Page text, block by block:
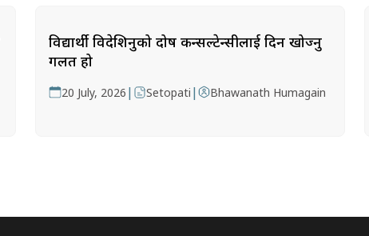
विद्यार्थी विदेशिनुको दोष कन्सल्टेन्सीलाई दिन खोज्नु
गलत हो
20 July, 2026 | Setopati | Bhawanath Humagain